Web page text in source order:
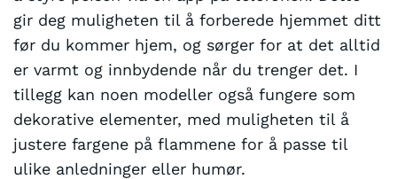
gir deg muligheten til å forberede hjemmet ditt
før du kommer hjem, og sørger for at det alltid
er varmt og innbydende når du trenger det. I
tillegg kan noen modeller også fungere som
dekorative elementer, med muligheten til å
justere fargene på flammene for å passe til
ulike anledninger eller humør.